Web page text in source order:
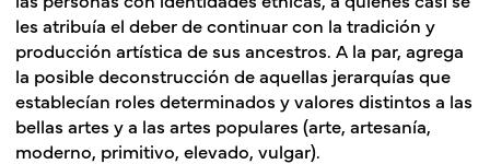
les atribuía el deber de continuar con la tradición y
producción artística de sus ancestros. A la par, agrega
la posible deconstrucción de aquellas jerarquías que
establecían roles determinados y valores distintos a las
bellas artes y a las artes populares (arte, artesanía,
moderno, primitivo, elevado, vulgar).